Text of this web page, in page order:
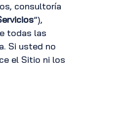
consultoría
”),
todas las
Si usted no
el Sitio ni los